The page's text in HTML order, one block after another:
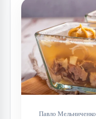
Павло Мельниченко